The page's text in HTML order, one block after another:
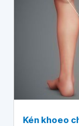
Kén khoeo